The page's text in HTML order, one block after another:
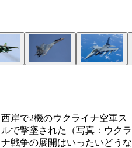
軍地対空ミサイルで撃墜され
）
して、今のウ空軍には露軍
黙らす事は不可能だ（写真：
クライナ国防省）
たようだ（写真：柿谷哲也）
岸で2機のウクライナ空軍ス
で撃墜された（写真：ウクラ
戦争の展開はいったいどうな